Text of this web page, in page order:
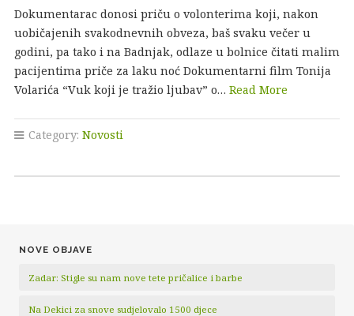
Dokumentarac donosi priču o volonterima koji, nakon
uobičajenih svakodnevnih obveza, baš svaku večer u
godini, pa tako i na Badnjak, odlaze u bolnice čitati malim
pacijentima priče za laku noć Dokumentarni film Tonija
Volarića “Vuk koji je tražio ljubav” o… Read More
Category: Novosti
NOVE OBJAVE
Zadar: Stigle su nam nove tete pričalice i barbe
Na Dekici za snove sudjelovalo 1500 djece